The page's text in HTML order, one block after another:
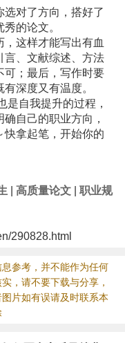
对了方向，搭好了
的论文。
这样才能写出有血
言、文献综述、方法
可；最后，写作时要
深度又有温度。
是自我提升的过程，
自己的职业方向，
快拿起笔，开始你的
高质量论文| 职业规
290828.html
参考，并不能作为任何
，请不要下载与分享，
片如有误请及时联系本